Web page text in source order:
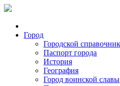
Город
Городской справочник
Паспорт города
История
География
Город воинской славы